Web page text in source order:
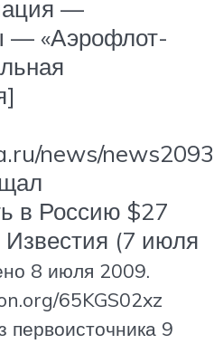
—
— «Аэрофлот-
news/
в Россию $27
(7 июля
8 июля 2009.
65KGS02xz
первоисточника 9